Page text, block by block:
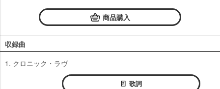
商品購入
収録曲
1. クロニック・ラヴ
歌詞